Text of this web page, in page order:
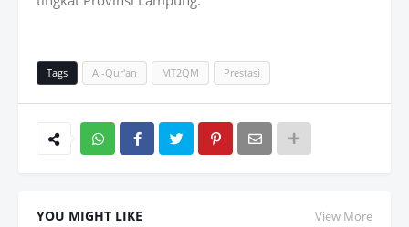
Tags Al-Qur'an MT2QM Prestasi
YOU MIGHT LIKE View More